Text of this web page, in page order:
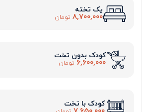
یک تخته
8,700,000 تومان
کودک بدون تخت
6,600,000 تومان
کودک با تخت